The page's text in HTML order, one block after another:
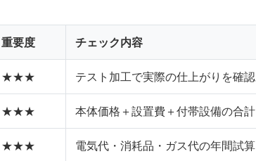
重要度 チェック内容
★★★ テスト加工で実際の仕上がりを確認
★★★ 本体価格＋設置費＋付帯設備の合計
★★★ 電気代・消耗品・ガス代の年間試算